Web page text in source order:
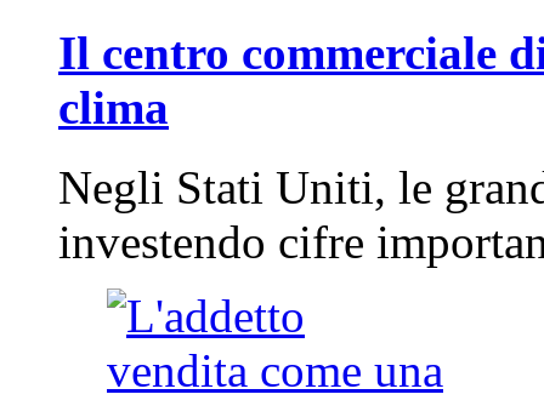
Il centro commerciale
clima
Negli Stati Uniti, le
investendo cifre